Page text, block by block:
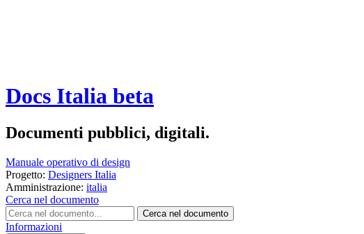
Docs Italia beta
Documenti pubblici, digitali.
Manuale operativo di design
Progetto: Designers Italia
Amministrazione: italia
Cerca nel documento
Cerca nel documento
Informazioni